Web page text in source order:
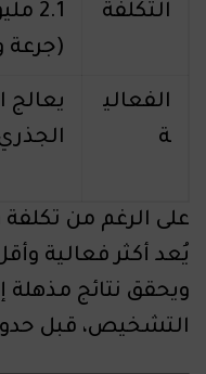
التكلفة
2.1
(جرعة
الفعالي
ة
يعالج
يُعد أكثر فعالية
ويحقق نتائج
التشخيص، قبل